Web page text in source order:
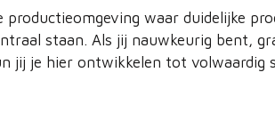
waar duidelijke
staan. Als jij nauwkeurig bent,
jij je hier ontwikkelen tot volwaardig